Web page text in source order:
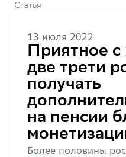
Статья
13 июля 2022
Приятное
две трети
получать
на пенсии
Более половины